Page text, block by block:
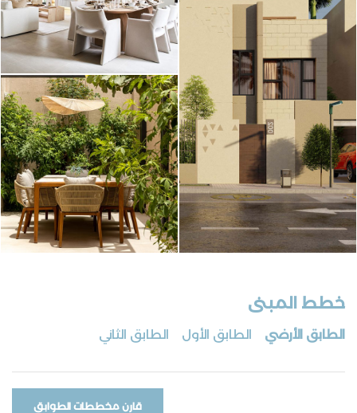
خطط المبنى
الطابق الأرضي الطابق الأول الطابق الثاني
قارن مخططات الطوابق